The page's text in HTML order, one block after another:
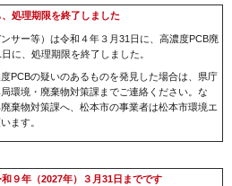
処理期限を終了しました
サー等）は令和４年３月31日に、高濃度PCB廃
に、処理期限を終了しました。
PCBの疑いのあるものを発見した場合は、県庁
環境・廃棄物対策課までご連絡ください。な
棄物対策課へ、松本市の事業者は松本市環境エ
ます。
９年（2027年）３月31日までです